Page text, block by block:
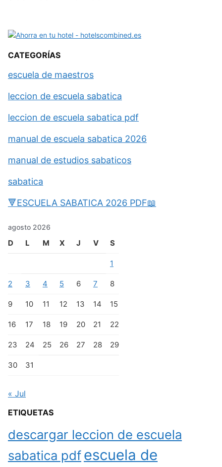
CATEGORÍAS
escuela de maestros
leccion de escuela sabatica
leccion de escuela sabatica pdf
manual de escuela sabatica 2026
manual de estudios sabaticos
sabatica
🔻ESCUELA SABATICA 2026 PDF📖
agosto 2026
D L M X J V S
1
2 3 4 5 6 7 8
9 10 11 12 13 14 15
16 17 18 19 20 21 22
23 24 25 26 27 28 29
30 31
« Jul
ETIQUETAS
descargar leccion de escuela
sabatica pdfescuela de